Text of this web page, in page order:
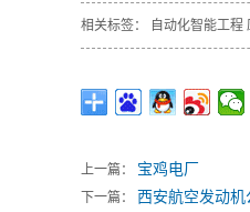
相关标签： 自动化智能工程
上一篇： 宝鸡电厂
下一篇： 西安航空发动机